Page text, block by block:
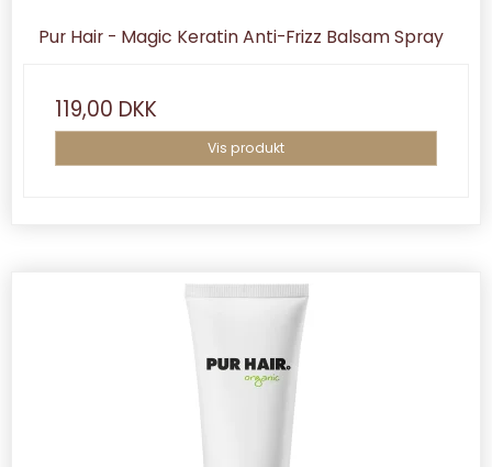
Pur Hair - Magic Keratin Anti-Frizz Balsam Spray
119,00 DKK
Vis produkt